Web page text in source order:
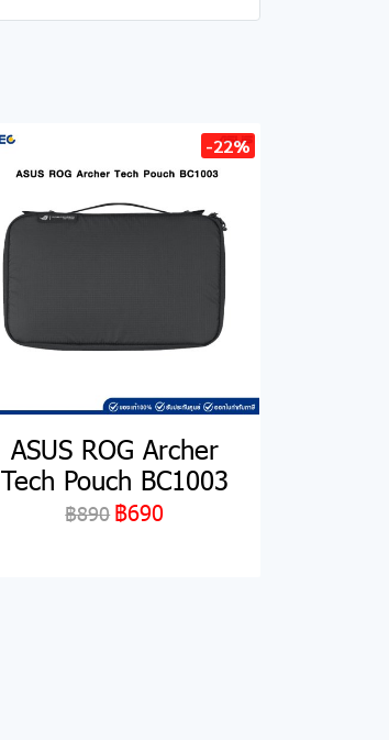
-22%
ASUS ROG Archer
Tech Pouch BC1003
฿890 ฿690